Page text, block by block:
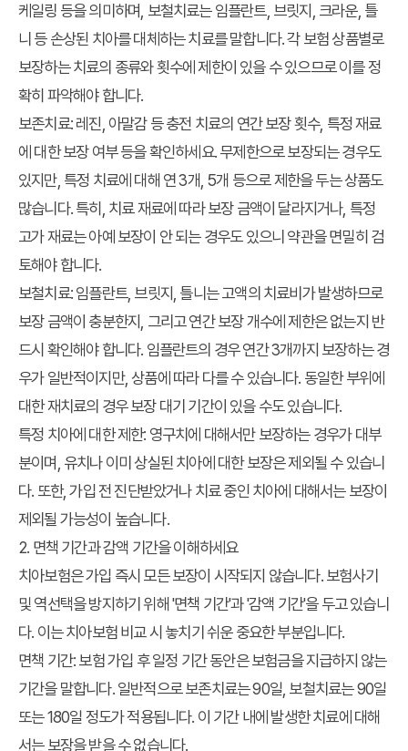
케일링 등을 의미하며, 보철치료는 임플란트, 브릿지, 크라운, 틀
니 등 손상된 치아를 대체하는 치료를 말합니다. 각 보험 상품별로
보장하는 치료의 종류와 횟수에 제한이 있을 수 있으므로 이를 정
확히 파악해야 합니다.
보존치료:레진, 아말감 등 충전 치료의 연간 보장 횟수, 특정 재료
에 대한 보장 여부 등을 확인하세요. 무제한으로 보장되는 경우도
있지만, 특정 치료에 대해 연 3개, 5개 등으로 제한을 두는 상품도
많습니다. 특히, 치료 재료에 따라 보장 금액이 달라지거나, 특정
고가 재료는 아예 보장이 안 되는 경우도 있으니 약관을 면밀히 검
토해야 합니다.
보철치료:임플란트, 브릿지, 틀니는 고액의 치료비가 발생하므로
보장 금액이 충분한지, 그리고 연간 보장 개수에 제한은 없는지 반
드시 확인해야 합니다. 임플란트의 경우 연간 3개까지 보장하는 경
우가 일반적이지만, 상품에 따라 다를 수 있습니다. 동일한 부위에
대한 재치료의 경우 보장 대기 기간이 있을 수도 있습니다.
특정 치아에 대한 제한: 영구치에 대해서만 보장하는 경우가 대부
분이며, 유치나 이미 상실된 치아에 대한 보장은 제외될 수 있습니
다. 또한, 가입 전 진단받았거나 치료 중인 치아에 대해서는 보장이
제외될 가능성이 높습니다.
2. 면책 기간과 감액 기간을 이해하세요
치아보험은 가입 즉시 모든 보장이 시작되지 않습니다. 보험사기
및 역선택을 방지하기 위해 '면책 기간'과 '감액 기간'을 두고 있습니
다. 이는 치아보험 비교 시 놓치기 쉬운 중요한 부분입니다.
면책 기간:보험 가입 후 일정 기간 동안은 보험금을 지급하지 않는
기간을 말합니다. 일반적으로 보존치료는 90일, 보철치료는 90일
또는 180일 정도가 적용됩니다. 이 기간 내에 발생한 치료에 대해
서는 보장을 받을 수 없습니다.